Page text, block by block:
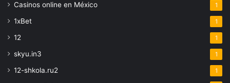
Casinos online en México 1
1xBet 1
12 1
skyu.in3 1
12-shkola.ru2 1